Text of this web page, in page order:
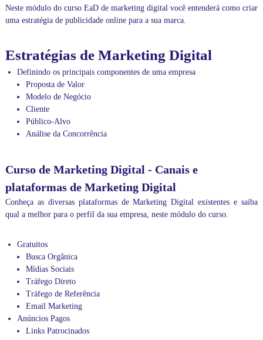
Neste módulo do curso EaD de marketing digital você entenderá como criar
uma estratégia de publicidade online para a sua marca.
Estratégias de Marketing Digital
Definindo os principais componentes de uma empresa
Proposta de Valor
Modelo de Negócio
Cliente
Público-Alvo
Análise da Concorrência
Curso de Marketing Digital - Canais e
plataformas de Marketing Digital
Conheça as diversas plataformas de Marketing Digital existentes e saiba
qual a melhor para o perfil da sua empresa, neste módulo do curso.
Gratuitos
Busca Orgânica
Mídias Sociais
Tráfego Direto
Tráfego de Referência
Email Marketing
Anúncios Pagos
Links Patrocinados